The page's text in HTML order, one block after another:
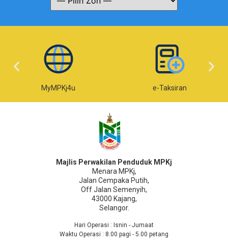
MyMPKj4u e-Taksiran
Majlis Perwakilan Penduduk MPKj
Menara MPKj,
Jalan Cempaka Putih,
Off Jalan Semenyih,
43000 Kajang,
Selangor.
Hari Operasi : Isnin - Jumaat
Waktu Operasi : 8.00 pagi - 5.00 petang